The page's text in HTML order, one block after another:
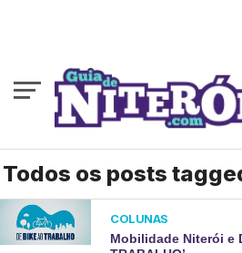
Todos os posts
COLUNAS
Mobilidade Niterói e